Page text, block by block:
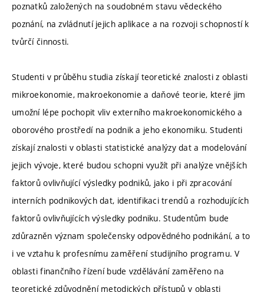
poznatků založených na soudobném stavu vědeckého
poznání, na zvládnutí jejich aplikace a na rozvoji schopností k
tvůrčí činnosti.
Studenti v průběhu studia získají teoretické znalosti z oblasti
mikroekonomie, makroekonomie a daňové teorie, které jim
umožní lépe pochopit vliv externího makroekonomického a
oborového prostředí na podnik a jeho ekonomiku. Studenti
získají znalosti v oblasti statistické analýzy dat a modelování
jejich vývoje, které budou schopni využít při analýze vnějších
faktorů ovlivňující výsledky podniků, jako i při zpracování
interních podnikových dat, identifikaci trendů a rozhodujících
faktorů ovlivňujících výsledky podniku. Studentům bude
zdůrazněn význam společensky odpovědného podnikání, a to
i ve vztahu k profesnímu zaměření studijního programu. V
oblasti finančního řízení bude vzdělávání zaměřeno na
teoretické zdůvodnění metodických přístupů v oblasti